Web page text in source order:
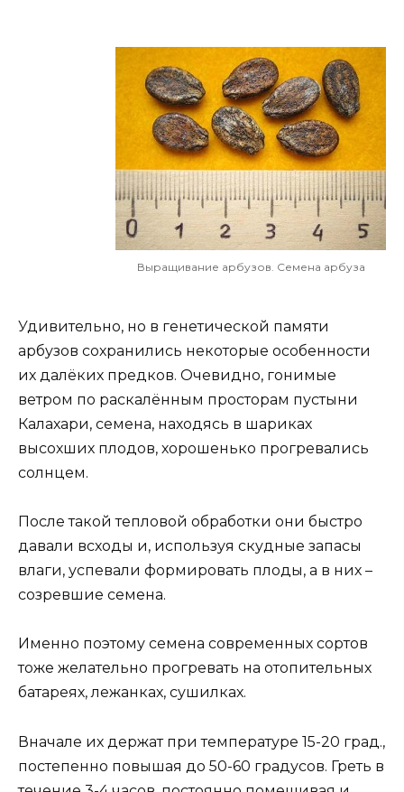
Выращивание арбузов. Семена арбуза
Удивительно, но в генетической памяти
арбузов сохранились некоторые особенности
их далёких предков. Очевидно, гонимые
ветром по раскалённым просторам пустыни
Калахари, семена, находясь в шариках
высохших плодов, хорошенько прогревались
солнцем.
После такой тепловой обработки они быстро
давали всходы и, используя скудные запасы
влаги, успевали формировать плоды, а в них –
созревшие семена.
Именно поэтому семена современных сортов
тоже желательно прогревать на отопительных
батареях, лежанках, сушилках.
Вначале их держат при температуре 15-20 град.,
постепенно повышая до 50-60 градусов. Греть в